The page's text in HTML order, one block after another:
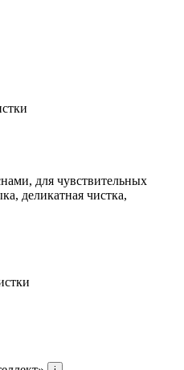
для чувствительных
деликатная чистка,